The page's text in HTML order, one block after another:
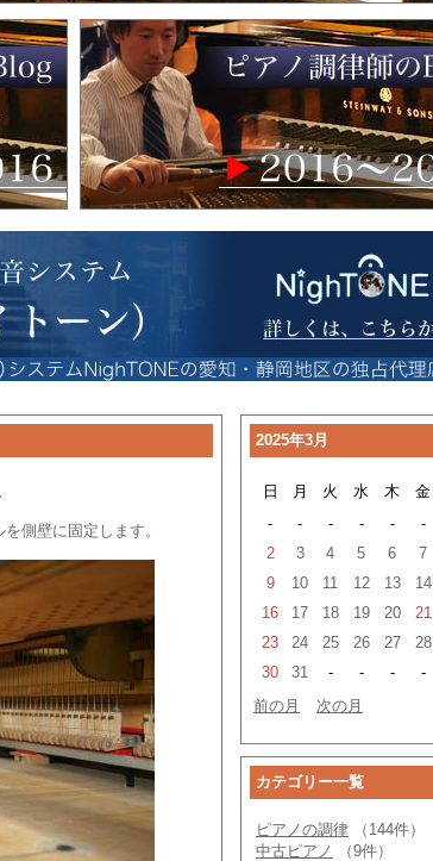
側壁に固定します。
2025年3月
日 月 火 水 木 金
-
- - - - -
2
3 4 5 6 7
9
10 11 12 13 14
16
17 18 19 20 21
23
24 25 26 27 28
30
31 - - - -
前の月
次の月
カテゴリー一覧
ピアノの調律 （144件）
中古ピアノ
（9件）